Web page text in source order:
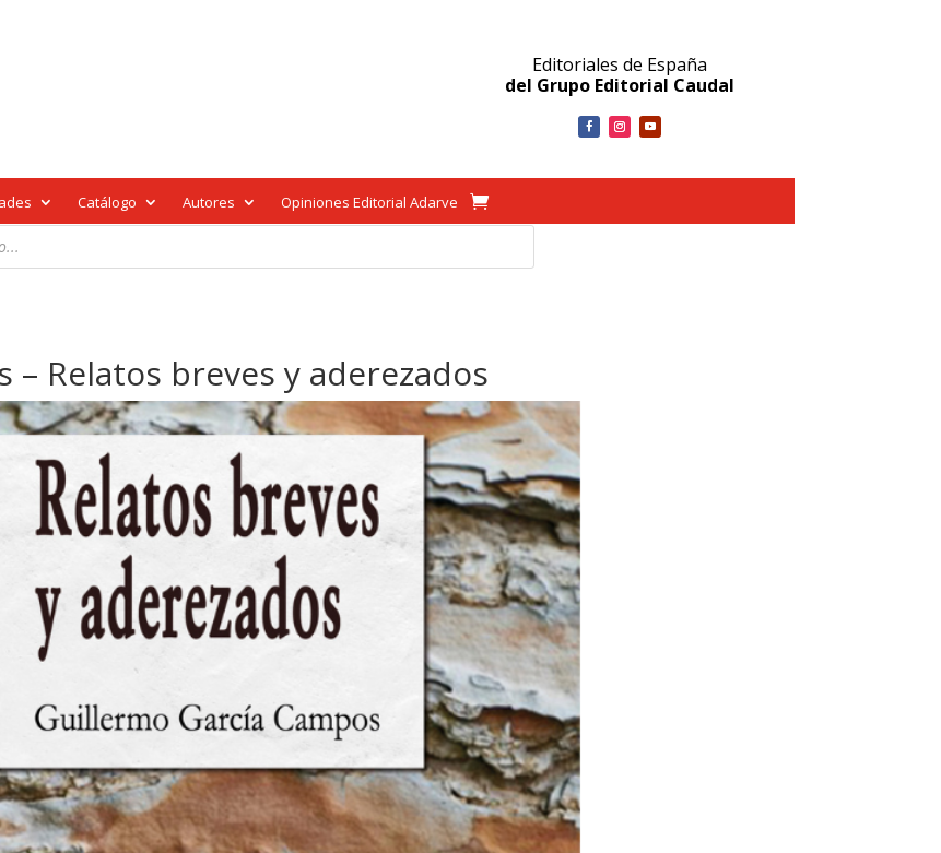
Editoriales de España
del Grupo Editorial Caudal
Catálogo Autores Opiniones Editorial Adarve
– Relatos breves y aderezados